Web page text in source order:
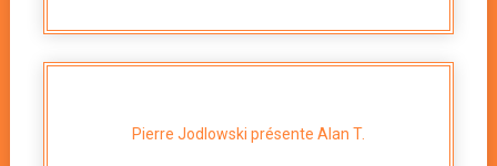
Pierre Jodlowski présente Alan T.